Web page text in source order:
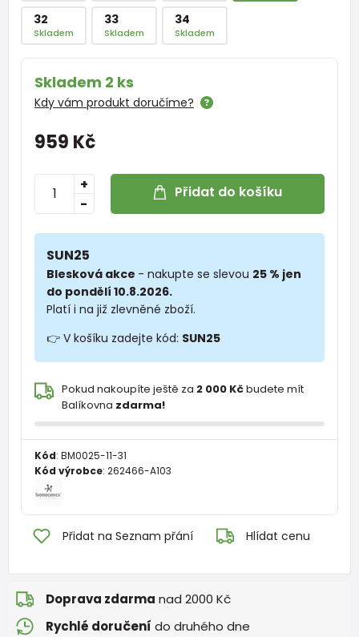
32
Skladem
33
Skladem
34
Skladem
Skladem 2 ks
Kdy vám produkt doručíme?
959 Kč
-
+ Přidat do košíku
SUN25
Blesková akce - nakupte se slevou 25 % jen
do pondělí 10.8.2026.
Platí i na již zlevněné zboží.
👉 V košíku zadejte kód: SUN25
Pokud nakoupíte ještě za 2 000 Kčbudete mít
Balíkovna zdarma!
Kód: BM0025-11-31
Kód výrobce: 262466-A103
Přidat na Seznam přání Hlídat cenu
Doprava zdarma nad 2000 Kč
Rychlé doručení do druhého dne